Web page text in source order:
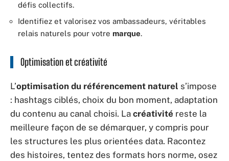
défis collectifs.
Identifiez et valorisez vos ambassadeurs, véritables
relais naturels pour votre marque.
Optimisation et créativité
L’optimisation du référencement naturel s’impose
: hashtags ciblés, choix du bon moment, adaptation
du contenu au canal choisi. La créativité reste la
meilleure façon de se démarquer, y compris pour
les structures les plus orientées data. Racontez
des histoires, tentez des formats hors norme, osez